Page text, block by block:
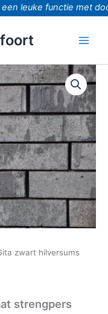
leuke functie met
zwart hilversums
strengpers